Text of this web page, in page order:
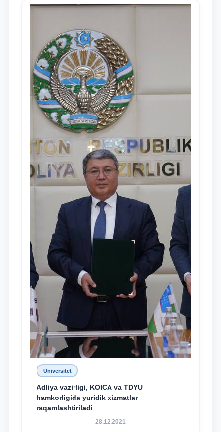
dayjesti
Universitet
Adliya vazirligi, KOICA va TDYU
hamkorligida yuridik xizmatlar
raqamlashtiriladi
28.12.2021